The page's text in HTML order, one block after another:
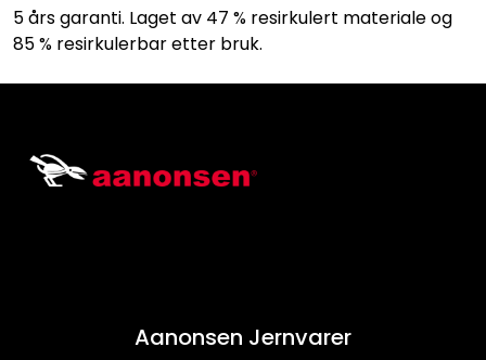
5 års garanti. Laget av 47 % resirkulert materiale og
85 % resirkulerbar etter bruk.
Aanonsen Jernvarer